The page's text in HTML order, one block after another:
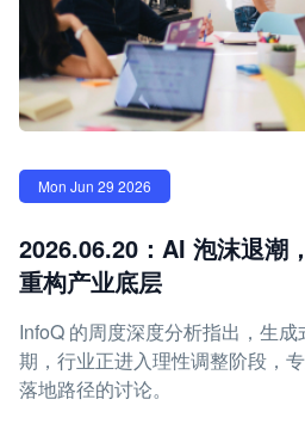
Mon Jun 29 2026
2026.06.20：AI 泡沫退潮
重构产业底层
InfoQ 的周度深度分析指出，生
期，行业正进入理性调整阶段，
落地路径的讨论。